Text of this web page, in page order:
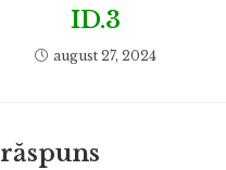
ID.3
august 27, 2024